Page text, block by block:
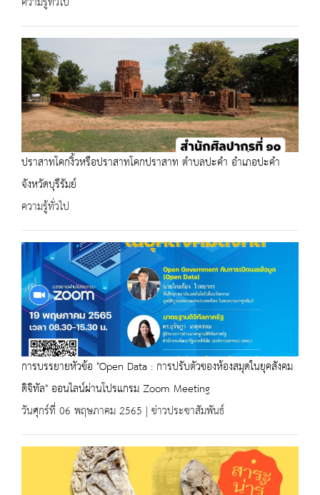
ปราสาทโคกงิ้วหรือปราสาทโคกปราสาท ตำบลปะคำ อำเภอปะคำ
จังหวัดบุรีรัมย์
ความรู้ทั่วไป
การบรรยายหัวข้อ "Open Data : การปรับตัวของห้องสมุดในยุคสังคม
ดิจิทัล" ออนไลน์ผ่านโปรแกรม Zoom Meeting
วันศุกร์ที่ 06 พฤษภาคม 2565 | ข่าวประชาสัมพันธ์